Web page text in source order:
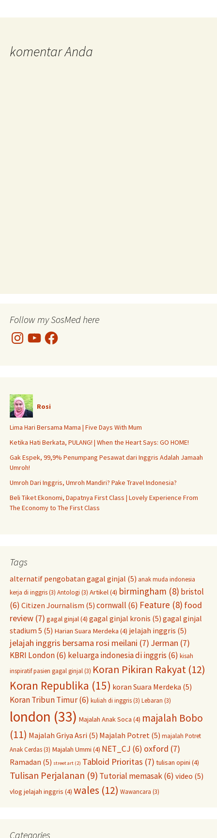
komentar Anda
Follow my SosMed here
InstagramYouTubeFacebook
Rosi
Lima Hari Bersama Mama | Five Days With Mum
Ketika Hati Berkata, PULANG! | When the Heart Says: GO HOME!
Gak Espek, 99,9% Penumpang Pesawat dari Inggris Adalah Jamaah
Umroh!
Umroh Dari Inggris, Umroh Mandiri? Pake Travel Indonesia?
Beli Tiket Ekonomi, Dapatnya First Class | Lovely Experience From
The Economy to The First Class
Tags
alternatif pengobatan gagal ginjal (5) anak muda indonesia
kerja di inggris(3) Antologi (3) Artikel(4) birmingham (8) bristol
(6) Citizen Journalism (5) cornwall (6) Feature (8) food
review (7) gagal ginjal(4) gagal ginjal kronis (5) gagal ginjal
stadium 5 (5) Harian Suara Merdeka (4) jelajah inggris (5)
jelajah inggris bersama rosi meilani (7) Jerman (7)
KBRI London(6) keluarga indonesia di inggris(6) kisah
inspiratif pasien gagal ginjal (3) Koran Pikiran Rakyat (12)
Koran Republika (15) koran Suara Merdeka (5)
Koran Tribun Timur(6) kuliah di inggris(3) Lebaran (3)
london (33) Majalah Anak Soca (4) majalah Bobo
(11) Majalah Griya Asri (5) Majalah Potret (5) majalah Potret
Anak Cerdas(3) Majalah Ummi (4) NET_CJ (6) oxford (7)
Ramadan (5) street art (2) Tabloid Prioritas (7) tulisan opini (4)
Tulisan Perjalanan (9) Tutorial memasak(6) video (5)
vlog jelajah inggris (4) wales (12) Wawancara (3)
Categories